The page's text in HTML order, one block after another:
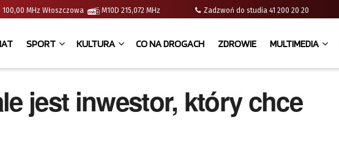
MHz Włoszczowa M10D 215,072 MHz Zadzwoń do studia 41 200 20 20
SPORT KULTURA CO NA DROGACH ZDROWIE MULTIMEDIA
jest inwestor, który chce